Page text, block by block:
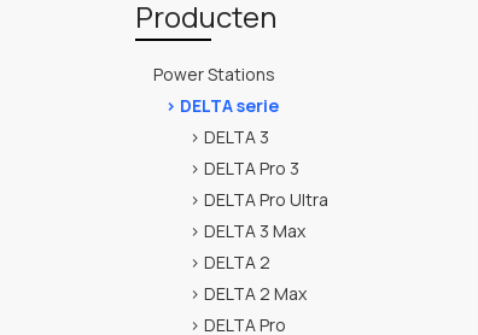
Producten
Power Stations
DELTA serie
DELTA 3
DELTA Pro 3
DELTA Pro Ultra
DELTA 3 Max
DELTA 2
DELTA 2 Max
DELTA Pro